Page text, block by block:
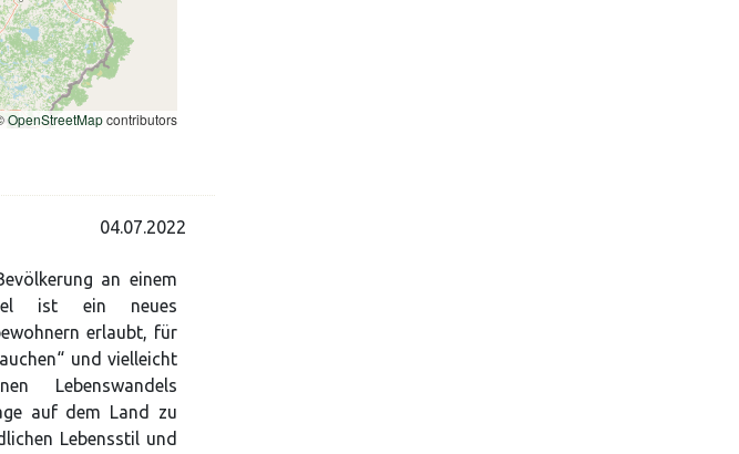
04.07.2022
an einem
ist ein neues
erlaubt, für
und vielleicht
Lebenswandels
auf dem Land zu
Lebensstil und